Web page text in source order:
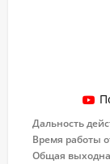
Дальность